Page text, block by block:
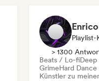
Playlist-
> 1300
Beats / Lo-fiDeep
GrimeHard
Künstler zu